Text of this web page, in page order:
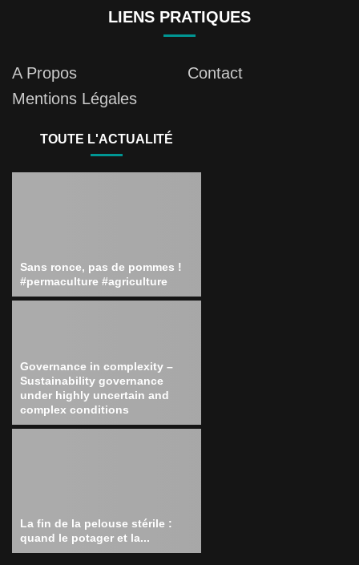
LIENS PRATIQUES
A Propos
Contact
Mentions Légales
TOUTE L'ACTUALITÉ
Sans ronce, pas de pommes !
#permaculture #agriculture
Governance in complexity –
Sustainability governance
under highly uncertain and
complex conditions
La fin de la pelouse stérile :
quand le potager et la...